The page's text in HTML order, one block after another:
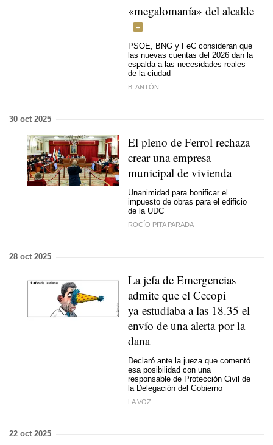
«megalomanía» del alcalde
PSOE, BNG y FeC consideran que
las nuevas cuentas del 2026 dan la
espalda a las necesidades reales
de la ciudad
B. ANTÓN
30 oct 2025
El pleno de Ferrol rechaza
crear una empresa
municipal de vivienda
Unanimidad para bonificar el
impuesto de obras para el edificio
de la UDC
ROCÍO PITA PARADA
28 oct 2025
La jefa de Emergencias
admite que el Cecopi
ya estudiaba a las 18.35 el
envío de una alerta por la
dana
Declaró ante la jueza que comentó
esa posibilidad con una
responsable de Protección Civil de
la Delegación del Gobierno
LA VOZ
22 oct 2025